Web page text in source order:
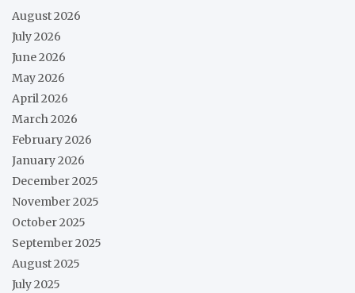
August 2026
July 2026
June 2026
May 2026
April 2026
March 2026
February 2026
January 2026
December 2025
November 2025
October 2025
September 2025
August 2025
July 2025